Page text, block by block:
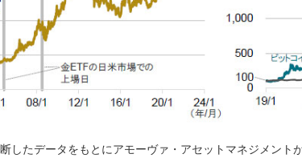
断したデータをもとにアモーヴァ・アセットマネジメント